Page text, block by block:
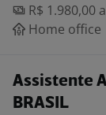
R$ 1.980,00
Home office
Assistente
BRASIL